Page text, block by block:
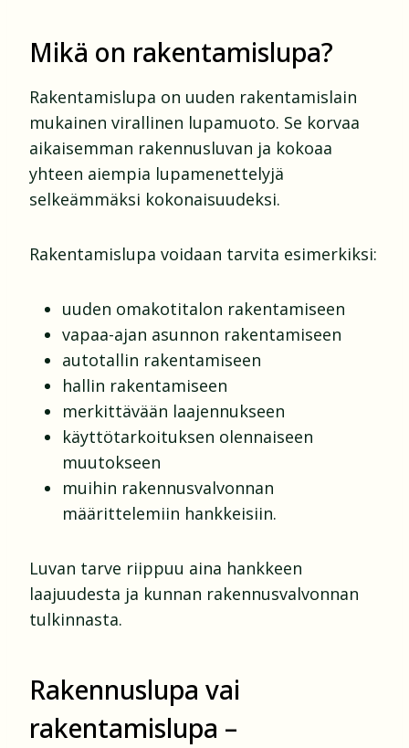
Mikä on rakentamislupa?
Rakentamislupa on uuden rakentamislain
mukainen virallinen lupamuoto. Se korvaa
aikaisemman rakennusluvan ja kokoaa
yhteen aiempia lupamenettelyjä
selkeämmäksi kokonaisuudeksi.
Rakentamislupa voidaan tarvita esimerkiksi:
uuden omakotitalon rakentamiseen
vapaa-ajan asunnon rakentamiseen
autotallin rakentamiseen
hallin rakentamiseen
merkittävään laajennukseen
käyttötarkoituksen olennaiseen
muutokseen
muihin rakennusvalvonnan
määrittelemiin hankkeisiin.
Luvan tarve riippuu aina hankkeen
laajuudesta ja kunnan rakennusvalvonnan
tulkinnasta.
Rakennuslupa vai
rakentamislupa –